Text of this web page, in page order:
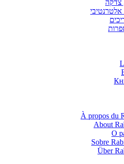
צדקה
אלטרנטיבי
À propos du
About
О
Sobre
Über